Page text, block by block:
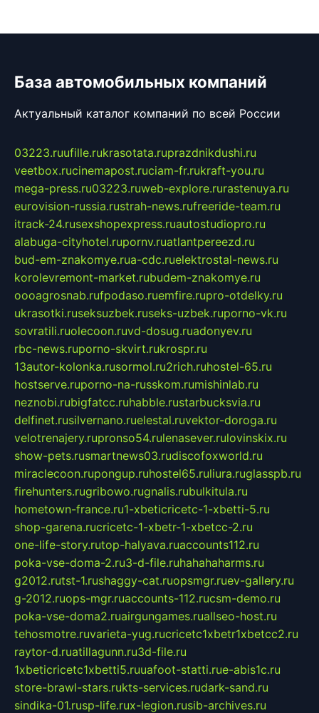
База автомобильных компаний
Актуальный каталог компаний по всей России
03223.ruufille.rukrasotata.ruprazdnikdushi.ru
veetbox.rucinemapost.ruciam-fr.rukraft-you.ru
mega-press.ru03223.ruweb-explore.rurastenuya.ru
eurovision-russia.rustrah-news.rufreeride-team.ru
itrack-24.rusexshopexpress.ruautostudiopro.ru
alabuga-cityhotel.rupornv.ruatlantpereezd.ru
bud-em-znakomye.rua-cdc.ruelektrostal-news.ru
korolevremont-market.rubudem-znakomye.ru
oooagrosnab.rufpodaso.ruemfire.rupro-otdelky.ru
ukrasotki.ruseksuzbek.ruseks-uzbek.ruporno-vk.ru
sovratili.ruolecoon.ruvd-dosug.ruadonyev.ru
rbc-news.ruporno-skvirt.rukrospr.ru
13autor-kolonka.rusormol.ru2rich.ruhostel-65.ru
hostserve.ruporno-na-russkom.rumishinlab.ru
neznobi.rubigfatcc.ruhabble.rustarbucksvia.ru
delfinet.rusilvernano.ruelestal.ruvektor-doroga.ru
velotrenajery.rupronso54.rulenasever.rulovinskix.ru
show-pets.rusmartnews03.rudiscofoxworld.ru
miraclecoon.rupongup.ruhostel65.ruliura.ruglasspb.ru
firehunters.rugribowo.rugnalis.rubulkitula.ru
hometown-france.ru1-xbeticricetc-1-xbetti-5.ru
shop-garena.rucricetc-1-xbetr-1-xbetcc-2.ru
one-life-story.rutop-halyava.ruaccounts112.ru
poka-vse-doma-2.ru3-d-file.ruhahahaharms.ru
g2012.rutst-1.rushaggy-cat.ruopsmgr.ruev-gallery.ru
g-2012.ruops-mgr.ruaccounts-112.rucsm-demo.ru
poka-vse-doma2.ruairgungames.ruallseo-host.ru
tehosmotre.ruvarieta-yug.rucricetc1xbetr1xbetcc2.ru
raytor-d.ruatillagunn.ru3d-file.ru
1xbeticricetc1xbetti5.ruuafoot-statti.rue-abis1c.ru
store-brawl-stars.rukts-services.rudark-sand.ru
sindika-01.rusp-life.rux-legion.rusib-archives.ru